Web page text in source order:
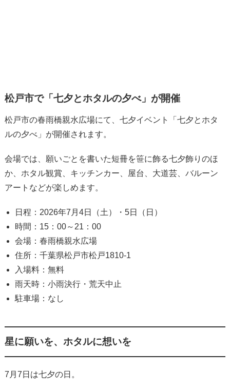
松戸市で「七夕とホタルの夕べ」が開催
松戸市の春雨橋親水広場にて、七夕イベント「七夕とホタ
ルの夕べ」が開催されます。
会場では、願いごとを書いた短冊を笹に飾る七夕飾りのほ
か、ホタル観賞、キッチンカー、屋台、大道芸、バルーン
アートなどが楽しめます。
日程：2026年7月4日（土）・5日（日）
時間：15：00～21：00
会場：春雨橋親水広場
住所：千葉県松戸市松戸1810-1
入場料：無料
雨天時：小雨決行・荒天中止
駐車場：なし
星に願いを、ホタルに想いを
7月7日は七夕の日。